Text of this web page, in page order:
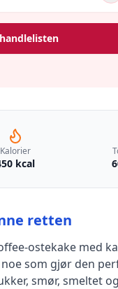
Kalorier
kcal
retten
ostekake med
som gjør den
smør, smeltet